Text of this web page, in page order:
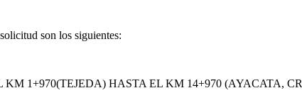
son los siguientes:
1+970(TEJEDA) HASTA EL KM 14+970 (AYACATA,